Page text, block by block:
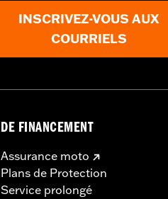
INSCRIVEZ-VOUS AUX
COURRIELS
DE FINANCEMENT
Assurance moto
Plans de Protection
Service prolongé